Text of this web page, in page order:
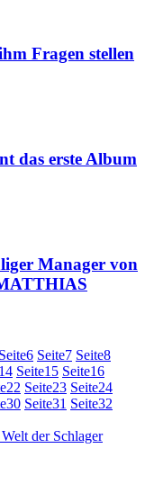
Fragen stellen
das erste Album
Manager von
Seite6 Seite7 Seite8
14 Seite15 Seite16
22 Seite23 Seite24
30 Seite31 Seite32